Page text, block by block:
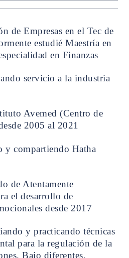
de Empresas en el Tec de
estudié Maestría en
en Finanzas
servicio a la industria
Avemed (Centro de
2005 al 2021
y compartiendo Hatha
de Atentamente
el desarrollo de
desde 2017
y practicando técnicas
para la regulación de la
Bajo diferentes,